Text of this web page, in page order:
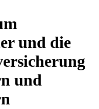
und die
und